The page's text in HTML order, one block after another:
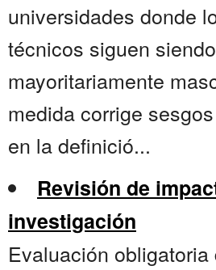
universidades donde
técnicos siguen siendo
mayoritariamente
medida corrige
en la definició...
Revisión de
investigación
Evaluación